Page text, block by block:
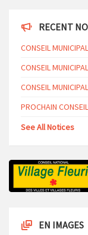
RECENT
CONSEIL
CONSEIL
CONSEIL
PROCHAIN
See All Notices
EN IMAGES